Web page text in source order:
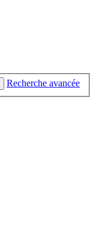
Recherche avancée